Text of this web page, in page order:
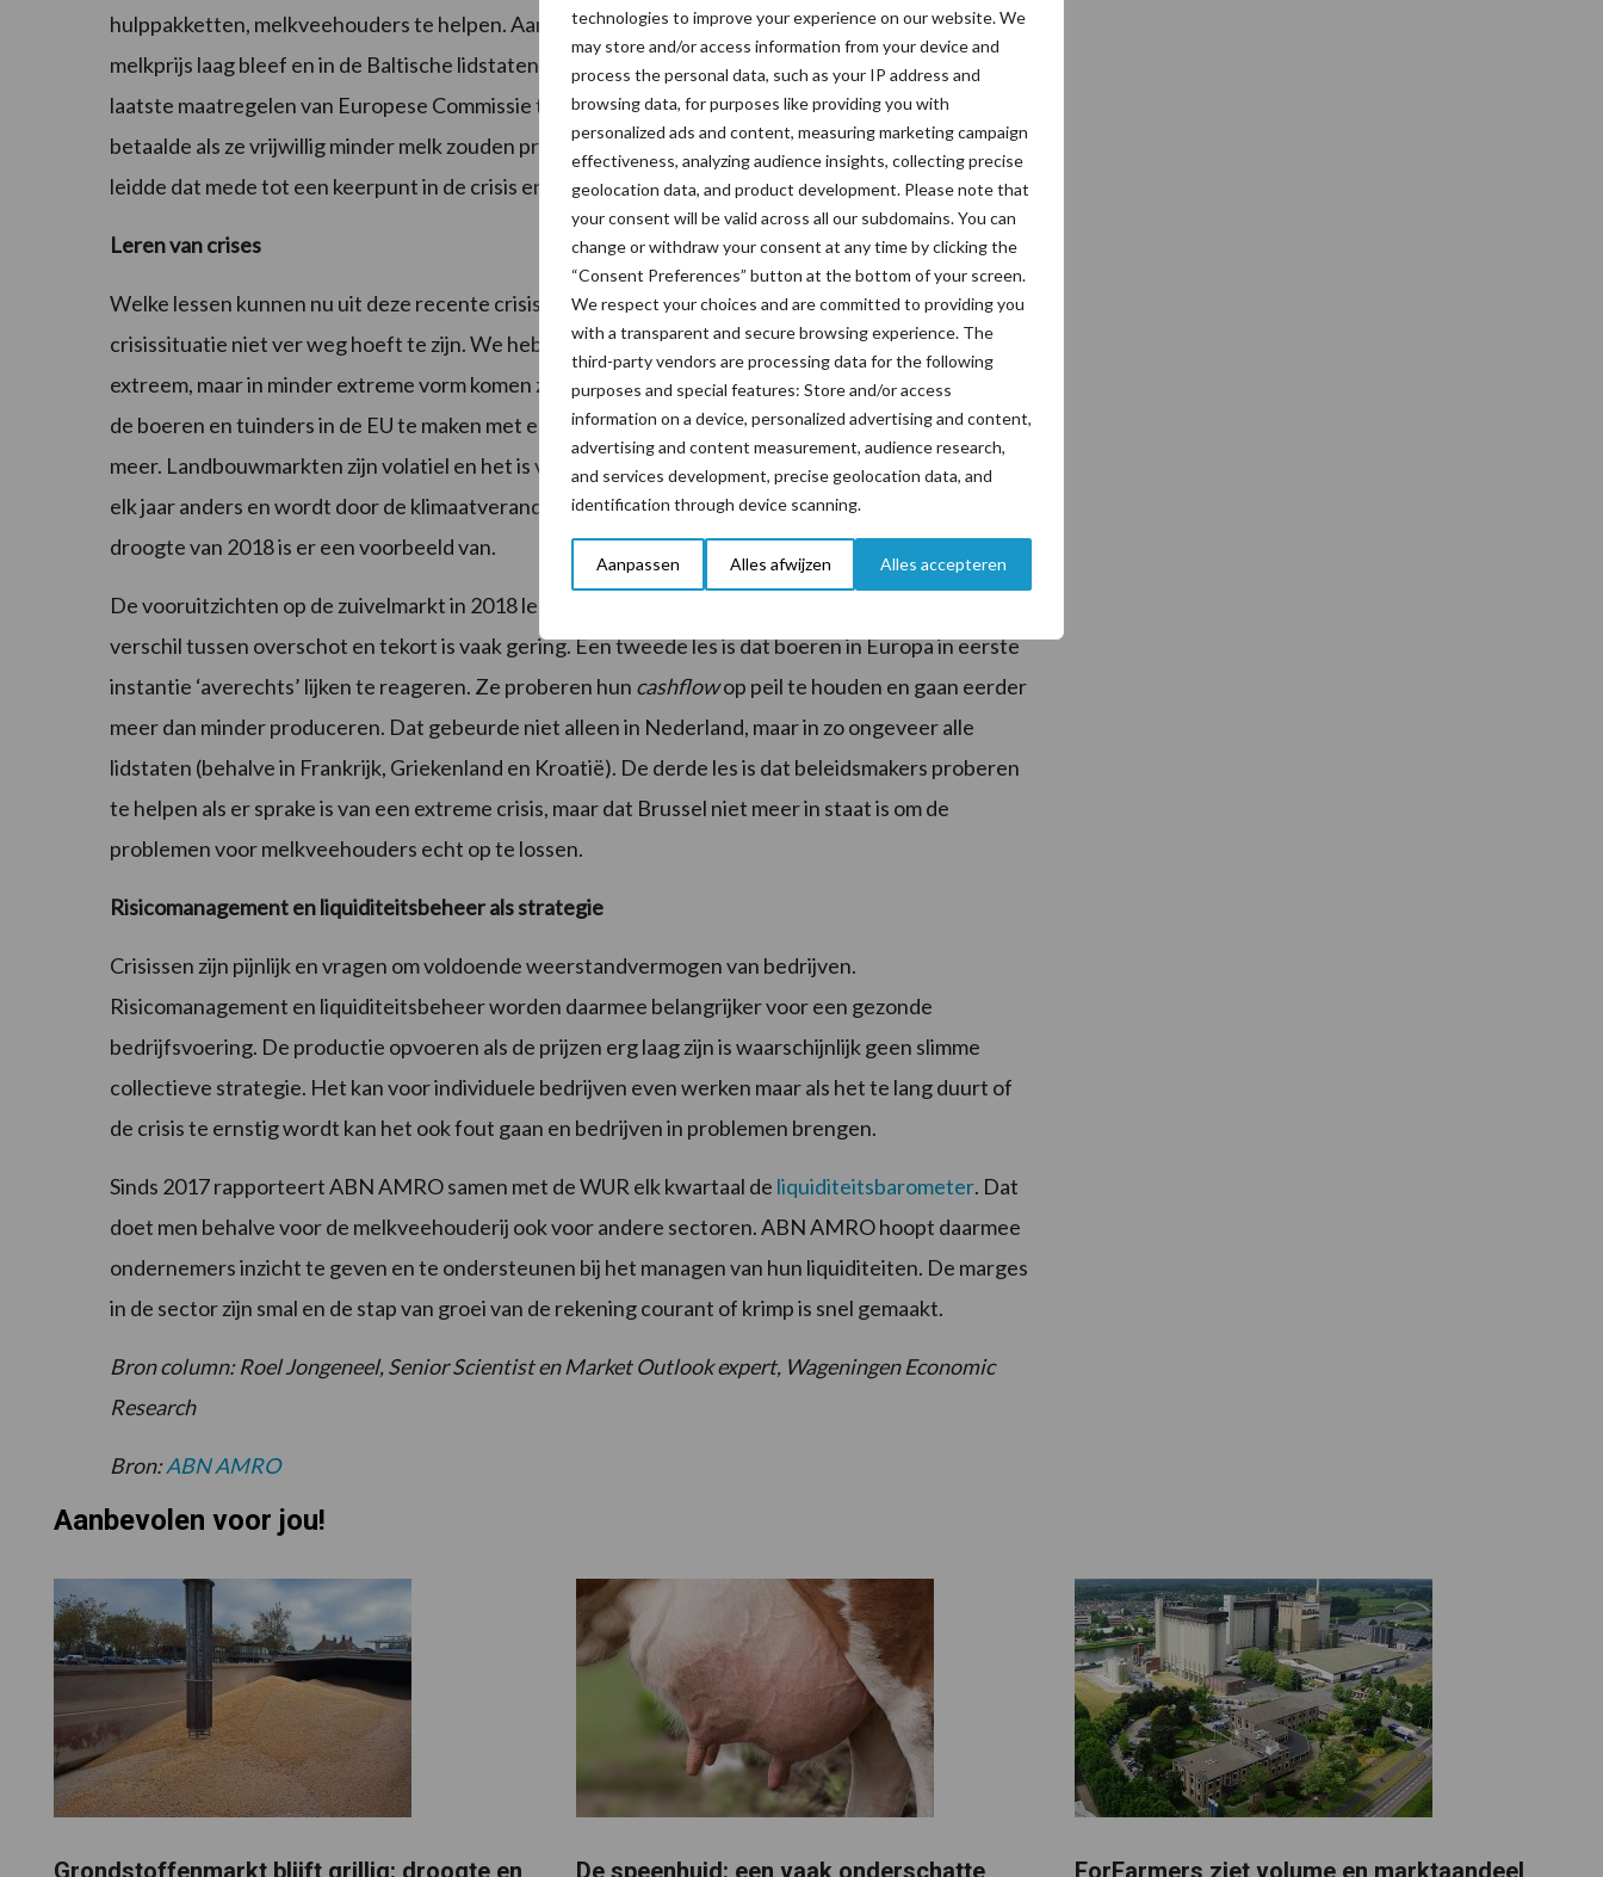
technologies to improve your experience on our website. We
may store and/or access information from your device and
process the personal data, such as your IP address and
browsing data, for purposes like providing you with
personalized ads and content, measuring marketing campaign
effectiveness, analyzing audience insights, collecting precise
geolocation data, and product development. Please note that
your consent will be valid across all our subdomains. You can
change or withdraw your consent at any time by clicking the
“Consent Preferences” button at the bottom of your screen.
We respect your choices and are committed to providing you
with a transparent and secure browsing experience. The
third-party vendors are processing data for the following
purposes and special features: Store and/or access
information on a device, personalized advertising and content,
advertising and content measurement, audience research,
and services development, precise geolocation data, and
identification through device scanning.
Aanpassen Alles afwijzen Alles accepteren
hulppakketten, melkveehouders te helpen. Aanvankelijk leken die weinig te helpen omdat de
melkprijs laag bleef en in de Baltische lidstaten zelfs onder het vangnetniveau daalde. Eén van de
laatste maatregelen van Europese Commissie tijdens de recentste crisis was dat ze boeren geld
betaalde als ze vrijwillig minder melk zouden produceren. Volgens sommigen was dat effectief en
leidde dat mede tot een keerpunt in de crisis en een voorzichtig herstel van de prijzen.
Leren van crises
Welke lessen kunnen nu uit deze recente crisiservaringen worden getrokken? Allereerst dat een
crisissituatie niet ver weg hoeft te zijn. We hebben er nu binnen 10 jaar tijd twee gehad. Ze waren
extreem, maar in minder extreme vorm komen ze vaker voor. Elk jaar krijgt circa dertig procent van
de boeren en tuinders in de EU te maken met een terugval in de opbrengsten van 20 procent of
meer. Landbouwmarkten zijn volatiel en het is vooral de boer die het prijsrisico loopt. Het weer is ook
elk jaar anders en wordt door de klimaatverandering onregelmatiger, met meer extremen. De
droogte van 2018 is er een voorbeeld van.
De vooruitzichten op de zuivelmarkt in 2018 leken slechter dan de praktijk heeft uitgewezen. Het
verschil tussen overschot en tekort is vaak gering. Een tweede les is dat boeren in Europa in eerste
instantie ‘averechts’ lijken te reageren. Ze proberen hun cashflowop peil te houden en gaan eerder
meer dan minder produceren. Dat gebeurde niet alleen in Nederland, maar in zo ongeveer alle
lidstaten (behalve in Frankrijk, Griekenland en Kroatië). De derde les is dat beleidsmakers proberen
te helpen als er sprake is van een extreme crisis, maar dat Brussel niet meer in staat is om de
problemen voor melkveehouders echt op te lossen.
Risicomanagement en liquiditeitsbeheer als strategie
Crisissen zijn pijnlijk en vragen om voldoende weerstandvermogen van bedrijven.
Risicomanagement en liquiditeitsbeheer worden daarmee belangrijker voor een gezonde
bedrijfsvoering. De productie opvoeren als de prijzen erg laag zijn is waarschijnlijk geen slimme
collectieve strategie. Het kan voor individuele bedrijven even werken maar als het te lang duurt of
de crisis te ernstig wordt kan het ook fout gaan en bedrijven in problemen brengen.
Sinds 2017 rapporteert ABN AMRO samen met de WUR elk kwartaal de liquiditeitsbarometer. Dat
doet men behalve voor de melkveehouderij ook voor andere sectoren. ABN AMRO hoopt daarmee
ondernemers inzicht te geven en te ondersteunen bij het managen van hun liquiditeiten. De marges
in de sector zijn smal en de stap van groei van de rekening courant of krimp is snel gemaakt.
Bron column: Roel Jongeneel, Senior Scientist en Market Outlook expert, Wageningen Economic
Research
Bron:ABN AMRO
Aanbevolen voor jou!
Grondstoffenmarkt blijft grillig: droogte en De speenhuid: een vaak onderschatte ForFarmers ziet volume en marktaandeel